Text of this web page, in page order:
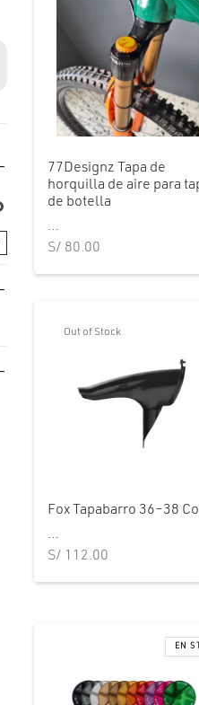
Precio
mínimo
Precio
máximo
77Designz Tapa de
horquilla de aire para
de botella
...
S/ 80.00
Out of Stock
Fox Tapabarro 36–38
...
S/ 112.00